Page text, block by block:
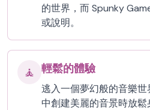
的世界，而 Spunky
或說明。
🧘 輕鬆的體驗
逃入一個夢幻般的音樂
中創建美麗的音景時放